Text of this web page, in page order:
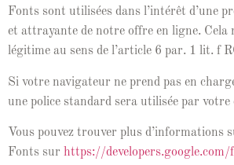
Fonts sont util­isées dans l’in­térêt d’une
et attrayante de notre offre en ligne. Cela
légitime au sens de l’ar­ti­cle 6 par. 1 lit. f
Si votre nav­i­ga­teur ne prend pas en
une police stan­dard sera util­isée par
Vous pou­vez trou­ver plus d’in­for­ma­tions
Fonts sur https://